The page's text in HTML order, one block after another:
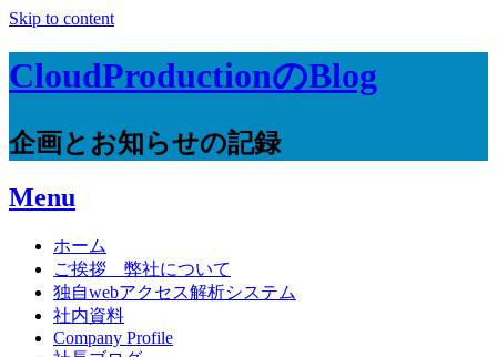
Skip to content
CloudProductionのBlog
企画とお知らせの記録
Menu
ホーム
ご挨拶 弊社について
独自webアクセス解析システム
社内資料
Company Profile